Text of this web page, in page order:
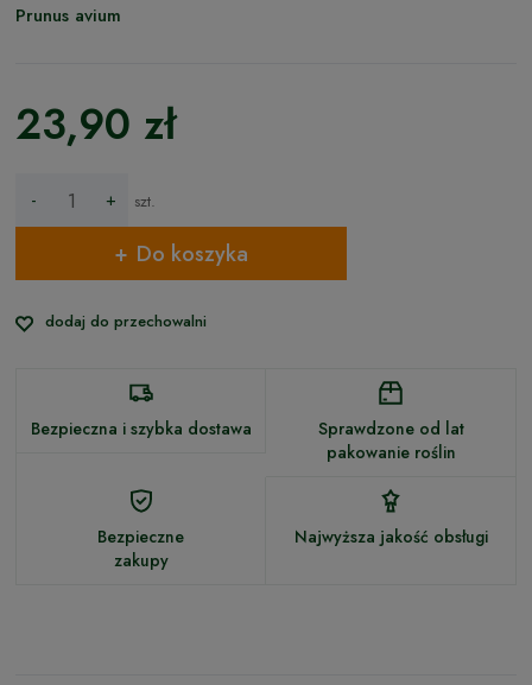
Prunus avium
23,90 zł
- + szt.
Do koszyka
dodaj do przechowalni
Bezpieczna i szybka dostawa
Sprawdzone od lat
pakowanie roślin
Bezpieczne
zakupy
Najwyższa jakość obsługi